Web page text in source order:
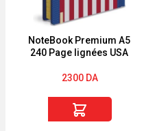
NoteBook Premium A5
240 Page lignées USA
2300 DA